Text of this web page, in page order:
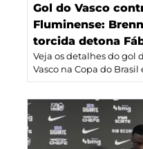
Gol do Vasco
Fluminense:
torcida detona
Veja os detalhes do gol
Vasco na Copa do Brasil